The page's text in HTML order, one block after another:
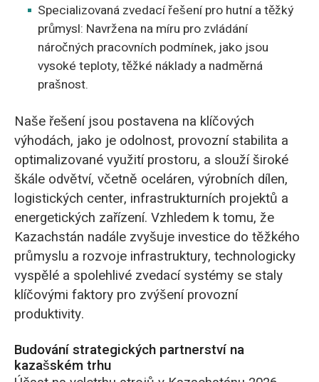
Specializovaná zvedací řešení pro hutní a těžký
průmysl: Navržena na míru pro zvládání
náročných pracovních podmínek, jako jsou
vysoké teploty, těžké náklady a nadměrná
prašnost.
Naše řešení jsou postavena na klíčových
výhodách, jako je odolnost, provozní stabilita a
optimalizované využití prostoru, a slouží široké
škále odvětví, včetně oceláren, výrobních dílen,
logistických center, infrastrukturních projektů a
energetických zařízení. Vzhledem k tomu, že
Kazachstán nadále zvyšuje investice do těžkého
průmyslu a rozvoje infrastruktury, technologicky
vyspělé a spolehlivé zvedací systémy se staly
klíčovými faktory pro zvýšení provozní
produktivity.
Budování strategických partnerství na
kazašském trhu